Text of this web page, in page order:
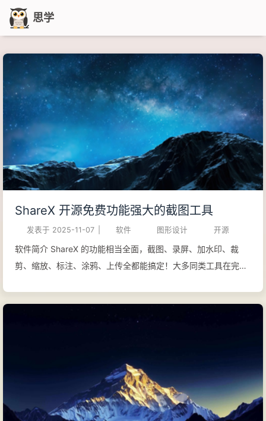
思学
ShareX 开源免费功能强大的截图工具
发表于 2025-11-07 软件 图形设计 开源
软件简介 ShareX 的功能相当全面，截图、录屏、加水印、裁
剪、缩放、标注、涂鸦、上传全都能搞定！大多同类工具在完成
图。 区域： 选择自定义矩形区域。 窗口： 捕捉特定的应用程序
窗口。 显示器： 捕捉您多个显示器中的某一个。 滚动捕捉： 其
旗舰功能。可以自动滚动并捕捉长的网页、文档或聊天记录，合
并成一张长的图片。 自由手绘： 绘制任意形状进行捕捉。 上次